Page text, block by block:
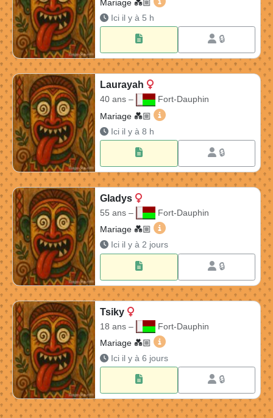
Mariage 💑🏼​
Ici il y à 5 h
🔒
Laurayah
40 ans –
Fort-Dauphin
Mariage 💑🏼​
Laurayah 40 ans à Fort-
Ici il y à 8 h
🔒
Gladys
55 ans –
Fort-Dauphin
Mariage 💑🏼​
Gladys 55 ans à Fort-
Ici il y à 2 jours
🔒
Tsiky
18 ans –
Fort-Dauphin
Mariage 💑🏼​
Tsiky 18 ans à Fort-
Ici il y à 6 jours
🔒